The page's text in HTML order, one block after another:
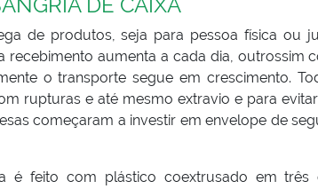
de produtos, seja para pessoa física ou
recebimento aumenta a cada dia, outrossim
o transporte segue em crescimento.
rupturas e até mesmo extravio e para
começaram a investir em envelope de
é feito com plástico coextrusado em três